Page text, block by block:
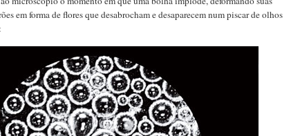
em forma de flores que desabrocham e desaparecem num piscar de olhos